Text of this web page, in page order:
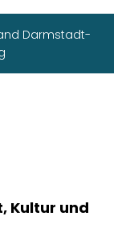
Darmstadt-
Kultur und